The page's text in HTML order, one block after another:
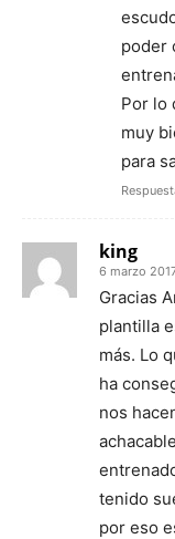
poder
Por lo
muy
para
king
6 marzo
Gracias
plantilla
más. Lo
ha
nos
tenido
por eso